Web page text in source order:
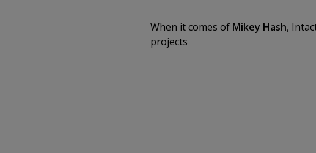
When it comes of Mikey Hash,
projects